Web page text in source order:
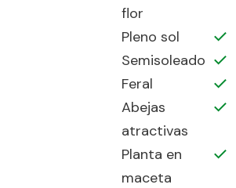
flor
Pleno sol
Semisoleado
Feral
Abejas
atractivas
Planta en
maceta